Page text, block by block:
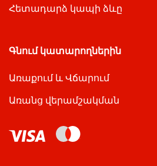
Հետադարձ կապի ձևը
Գնում կատարողներին
Առաքում և Վճարում
Առանց վերամշակման